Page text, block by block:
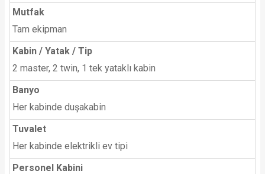
Mutfak
Tam ekipman
Kabin / Yatak / Tip
2 master, 2 twin, 1 tek yataklı kabin
Banyo
Her kabinde duşakabin
Tuvalet
Her kabinde elektrikli ev tipi
Personel Kabini